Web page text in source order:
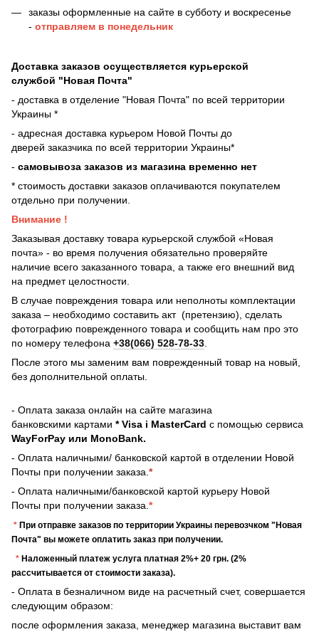
заказы оформленные на сайте в субботу и воскресенье
- отправляем в понедельник
Доставка заказов осуществляется курьерской
службой "Новая Почта"
- доставка в отделение "Новая Почта" по всей территории
Украины *
- адресная доставка курьером Новой Почты до
дверей заказчика по всей территории Украины*
- самовывоза заказов из магазина временно нет
* стоимость доставки заказов оплачиваются покупателем
отдельно при получении.
Внимание !
Заказывая доставку товара курьерской службой «Новая
почта» - во время получения обязательно проверяйте
наличие всего заказанного товара, а также его внешний вид
на предмет целостности.
В случае повреждения товара или неполноты комплектации
заказа – необходимо составить акт (претензию), сделать
фотографию поврежденного товара и сообщить нам про это
по номеру телефона +38(066) 528-78-33
После этого мы заменим вам поврежденный товар на новый,
без дополнительной оплаты.
- Оплата заказа онлайн на сайте магазина
банковскими картами * Visa і MasterCard с помощью сервиса
WayForPay или MonoBank.
- Оплата наличными/ банковской картой в отделении Новой
Почты при получении заказа. *
- Оплата наличными/банковской картой курьеру Новой
Почты при получении заказа. *
* При отправке заказов по территории Украины перевозчком "Новая
Почта" вы можете оплатить заказ при получении.
* Наложенный платеж услуга платная 2%+ 20 грн. (2%
рассчитывается от стоимости заказа).
- Оплата в безналичном виде на расчетный счет, совершается
следующим образом:
после оформления заказа, менеджер магазина выставит вам